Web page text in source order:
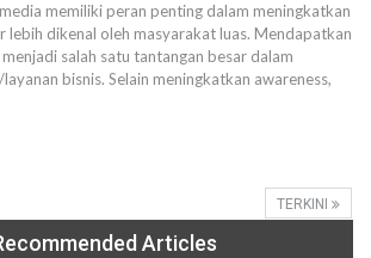
memiliki peran penting dalam meningkatkan
lebih dikenal oleh masyarakat luas. Mendapatkan
salah satu tantangan besar dalam
bisnis. Selain meningkatkan awareness,
TERKINI
Articles